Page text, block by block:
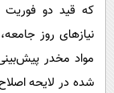
که قید دو
نیازهای روز
مواد مخدر
شده در لایحه